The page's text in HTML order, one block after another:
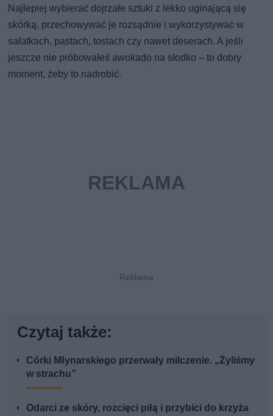
Najlepiej wybierać dojrzałe sztuki z lekko uginającą się
skórką, przechowywać je rozsądnie i wykorzystywać w
sałatkach, pastach, tostach czy nawet deserach. A jeśli
jeszcze nie próbowałeś awokado na słodko – to dobry
moment, żeby to nadrobić.
Czytaj także:
Córki Młynarskiego przerwały milczenie. „Żyliśmy
w strachu”
Odarci ze skóry, rozcięci piłą i przybici do krzyża